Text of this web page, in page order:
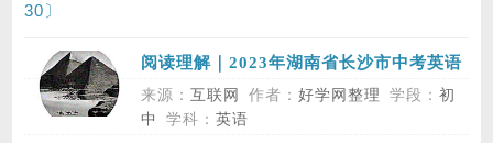
30〕
阅读理解｜2023年湖南省长沙市中考英语
真题试卷，第二部分 阅读，第一节，Text
B
来源： 互联网 作者： 好学网整理 学段： 初
中
学科： 英语